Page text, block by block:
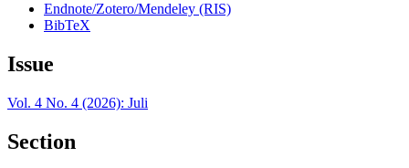
Endnote/Zotero/Mendeley (RIS)
BibTeX
Issue
Vol. 4 No. 4 (2026): Juli
Section